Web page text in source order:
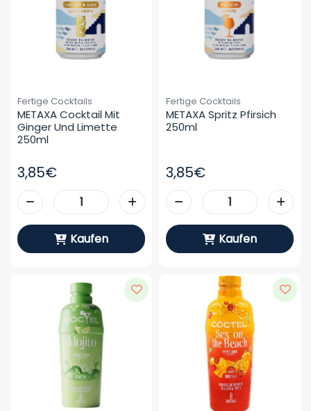
Fertige Cocktails
METAXA Cocktail Mit
Ginger Und Limette
250ml
3,85€
Kaufen
Fertige Cocktails
METAXA Spritz Pfirsich
250ml
3,85€
Kaufen